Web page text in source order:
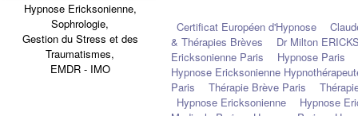
Hypnose Ericksonienne,
Sophrologie,
Gestion du Stress et des
Traumatismes,
EMDR - IMO
Certificat Européen d'Hypnose
& Thérapies Brèves
Dr Milton
Ericksonienne Paris
Hypnose Paris
Hypnose Ericksonienne
Paris
Thérapie Brève Paris
Hypnose Ericksonienne
Hypnose